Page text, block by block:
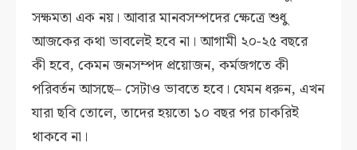
সক্ষমতা এক নয়। আবার মানবসম্পদের ক্ষেত্রে শুধু
আজকের কথা ভাবলেই হবে না। আগামী ২০-২৫ বছরে
কী হবে, কেমন জনসম্পদ প্রয়োজন, কর্মজগতে কী
পরিবর্তন আসছে– সেটাও ভাবতে হবে। যেমন ধরুন, এখন
যারা ছবি তোলে, তাদের হয়তো ১০ বছর পর চাকরিই
থাকবে না।